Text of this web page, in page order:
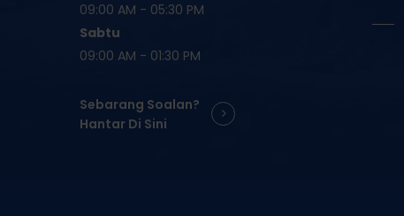
09:00 AM - 05:30 PM
Sabtu
09:00 AM - 01:30 PM
Sebarang Soalan?
Hantar Di Sini